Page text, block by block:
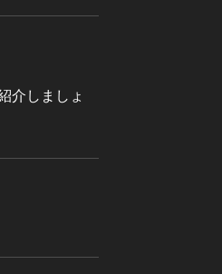
介しましょ